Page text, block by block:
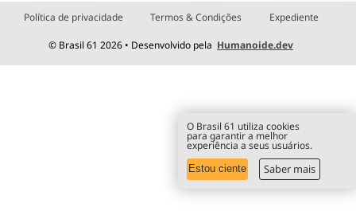
Política de privacidade Termos & Condições Expediente
© Brasil 61 2026 • Desenvolvido pela Humanoide.dev
O Brasil 61 utiliza cookies
para garantir a melhor
experiência a seus usuários.
Estou ciente Saber mais